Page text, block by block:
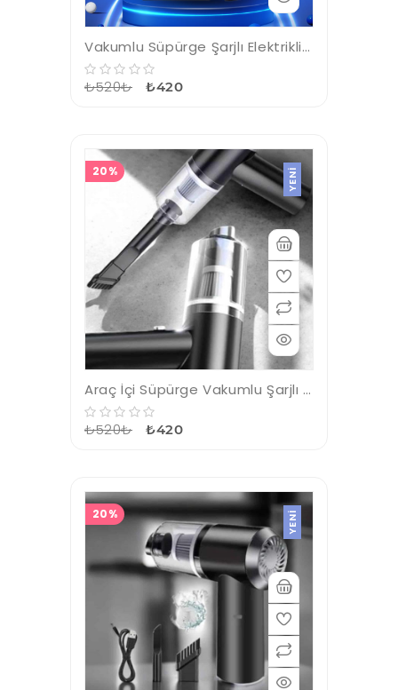
Vakumlu Süpürge Şarjlı Elektrikli Mini Taşınabilir Uzun Ömürlü Hazneli
₺520₺ ₺420
20% YENI
Araç İçi Süpürge Vakumlu Şarjlı Süpürge Filtreli
₺520₺ ₺420
20% YENI